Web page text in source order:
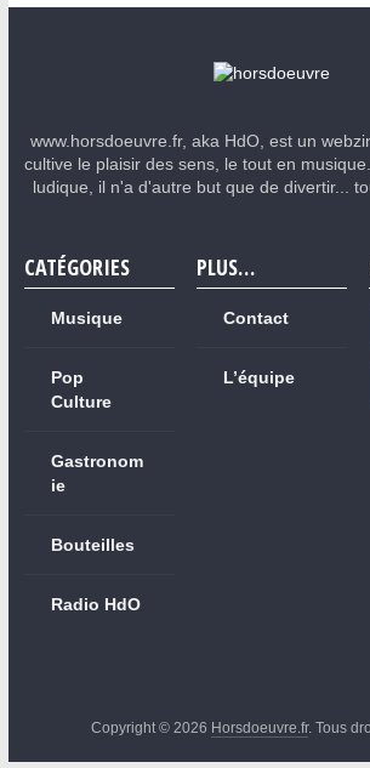
www.horsdoeuvre.fr, aka HdO, est un
cultive le plaisir des sens, le tout en
ludique, il n'a d'autre but que de divertir...
CATÉGORIES
Musique
Pop
Culture
Gastronom
ie
Bouteilles
Radio HdO
PLUS…
Contact
L’équipe
Copyright © 2026 Horsdoeuvre.fr. Tous